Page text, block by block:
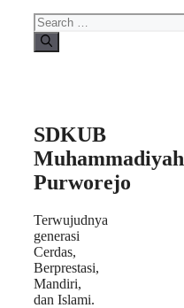
Search
for:
SDKUB
Muhammadiyah
Purworejo
Terwujudnya
generasi
Cerdas,
Berprestasi,
Mandiri,
dan Islami.